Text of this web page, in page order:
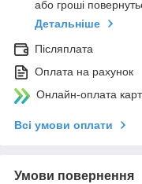
або гроші
Детальніше
Післяплата
Оплата на рахунок
Онлайн-оплата
Всі умови оплати
Умови повернення